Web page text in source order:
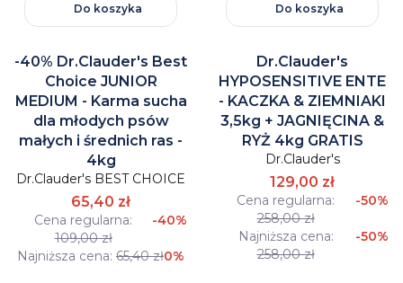
Do koszyka
-40% Dr.Clauder's Best
Choice JUNIOR
MEDIUM - Karma sucha
dla młodych psów
małych i średnich ras -
4kg
Dr.Clauder's BEST CHOICE
65,40 zł
Cena regularna:
109,00 zł
-40%
Najniższa cena: 65,40 zł0%
Do koszyka
Dr.Clauder's
HYPOSENSITIVE ENTE
- KACZKA & ZIEMNIAKI
3,5kg + JAGNIĘCINA &
RYŻ 4kg GRATIS
Dr.Clauder's
129,00 zł
Cena regularna:
258,00 zł
-50%
Najniższa cena:
258,00 zł
-50%